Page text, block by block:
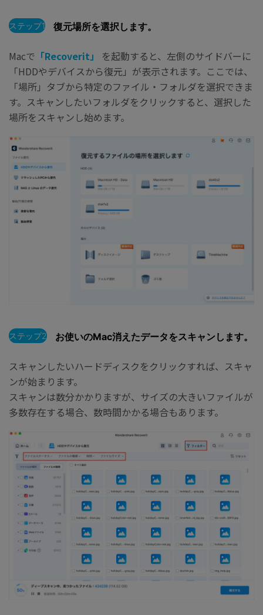
ステップ1 復元場所を選択します。
Macで 「Recoverit」
を起動すると、左側のサイドバーに
「HDDやデバイスから復元」が表示されます。ここでは、
「場所」タブから特定のファイル・フォルダを選択できま
す。スキャンしたいフォルダをクリックすると、選択した
場所をスキャンし始めます。
ステップ2 お使いのMac消えたデータをスキャンします。
スキャンしたいハードディスクをクリックすれば、スキャ
ンが始まります。
スキャンは数分かかりますが、サイズの大きいファイルが
多数存在する場合、数時間かかる場合もあります。